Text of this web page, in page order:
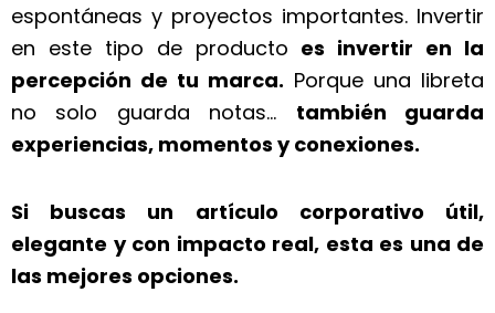
espontáneas y proyectos importantes. Invertir
en este tipo de producto es invertir en la
percepción de tu marca. Porque una libreta
no solo guarda notas… también guarda
experiencias, momentos y conexiones.
Si buscas un artículo corporativo útil,
elegante y con impacto real, esta es una de
las mejores opciones.